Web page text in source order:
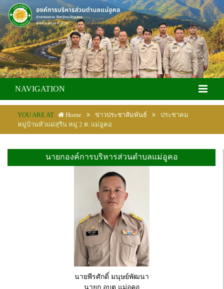
NAVIGATION
YOU ARE AT Home ข่าวประชาสัมพันธ์
ประชาคม
หมู่บ้านหัวแม่สุริน หมู่ 2 ต. แม่อูคอ
นายกองค์การบริหารส่วนตำบลแม่อูคอ
นายพีรศักดิ์ มนุษย์พัฒนา
นายก อบต.แม่อูคอ